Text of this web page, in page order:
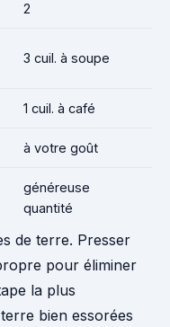
2
3 cuil. à soupe
1 cuil. à café
à votre goût
généreuse
quantité
de terre. Presser
pour éliminer
la plus
bien essorées